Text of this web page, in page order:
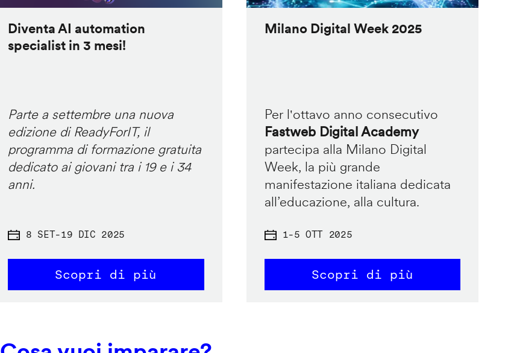
Diventa AI automation
specialist in 3 mesi!
Parte a settembre una nuova
edizione di ReadyForIT, il
programma di formazione gratuita
dedicato ai giovani tra i 19 e i 34
anni.
8 SET-19 DIC 2025
Scopri di più
Milano Digital Week 2025
Per l'ottavo anno consecutivo
Fastweb Digital Academy
partecipa alla Milano Digital
Week, la più grande
manifestazione italiana dedicata
all’educazione, alla cultura.
1-5 OTT 2025
Scopri di più